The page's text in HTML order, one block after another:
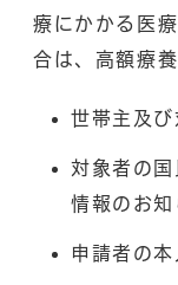
療にかかる医
合は、高額療
世帯主及び
対象者の
情報のお知
申請者の本